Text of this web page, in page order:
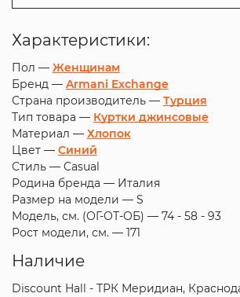
Характеристики:
Пол — Женщинам
Бренд — Armani Exchange
Страна производитель — Турция
Тип товара — Куртки джинсовые
Материал — Хлопок
Цвет — Синий
Стиль — Casual
Родина бренда — Италия
Размер на модели — S
Модель, см. (ОГ-ОТ-ОБ) — 74 - 58 - 93
Рост модели, см. — 171
Наличие
Discount Hall - ТРК Меридиан,